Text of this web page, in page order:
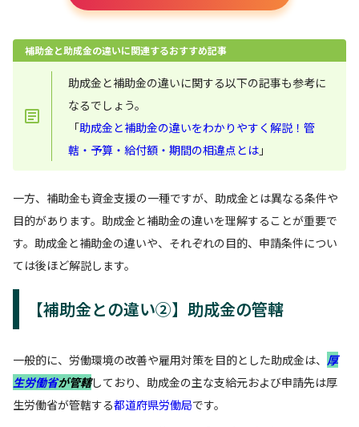
補助金と助成金の違いに関連するおすすめ記事
助成金と補助金の違いに関する以下の記事も参考に
なるでしょう。
「助成金と補助金の違いをわかりやすく解説！管
轄・予算・給付額・期間の相違点とは 」
一方、補助金も資金支援の一種ですが、助成金とは異なる条件や
目的があります。助成金と補助金の違いを理解することが重要で
す。助成金と補助金の違いや、それぞれの目的、申請条件につい
ては後ほど解説します。
【補助金との違い②】助成金の管轄
一般的に、労働環境の改善や雇用対策を目的とした助成金は、 厚
生労働省が管轄しており、助成金の主な支給元および申請先は厚
生労働省が管轄する都道府県労働局です。